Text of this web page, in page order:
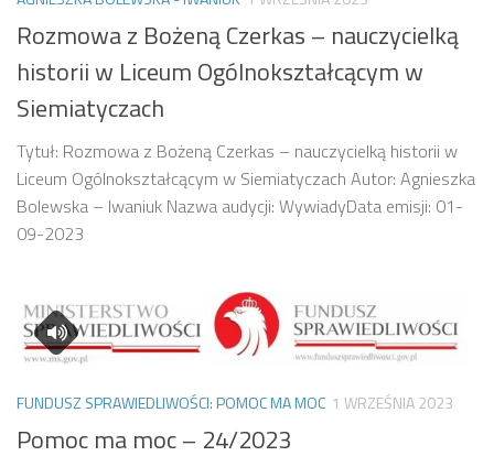
Rozmowa z Bożeną Czerkas – nauczycielką
historii w Liceum Ogólnokształcącym w
Siemiatyczach
Tytuł: Rozmowa z Bożeną Czerkas – nauczycielką historii w
Liceum Ogólnokształcącym w Siemiatyczach Autor: Agnieszka
Bolewska – Iwaniuk Nazwa audycji: WywiadyData emisji: 01-
09-2023
FUNDUSZ SPRAWIEDLIWOŚCI: POMOC MA MOC 1 WRZEŚNIA 2023
Pomoc ma moc – 24/2023